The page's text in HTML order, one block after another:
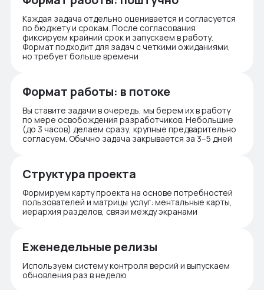
Каждая задача отдельно оценивается и согласуется
по бюджету и срокам. После согласования
фиксируем крайний срок и запускаем в работу.
Формат подходит для задач с четкими ожиданиями,
но требует больше времени
Формат работы: в потоке
Вы ставите задачи в очередь, мы берем их в работу
по мере освобождения разработчиков. Небольшие
(до 3 часов) делаем сразу, крупные предварительно
согласуем. Обычно задача закрывается за 3–5 дней
Структура проекта
Формируем карту проекта на основе потребностей
пользователей и матрицы услуг: ментальные карты,
иерархия разделов, связи между экранами
Еженедельные релизы
Используем систему контроля версий и выпускаем
обновления раз в неделю